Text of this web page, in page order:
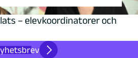
– elevkoordinatorer och